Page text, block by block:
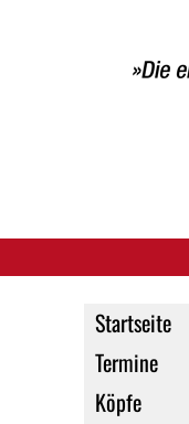
Startseite
Termine
Köpfe